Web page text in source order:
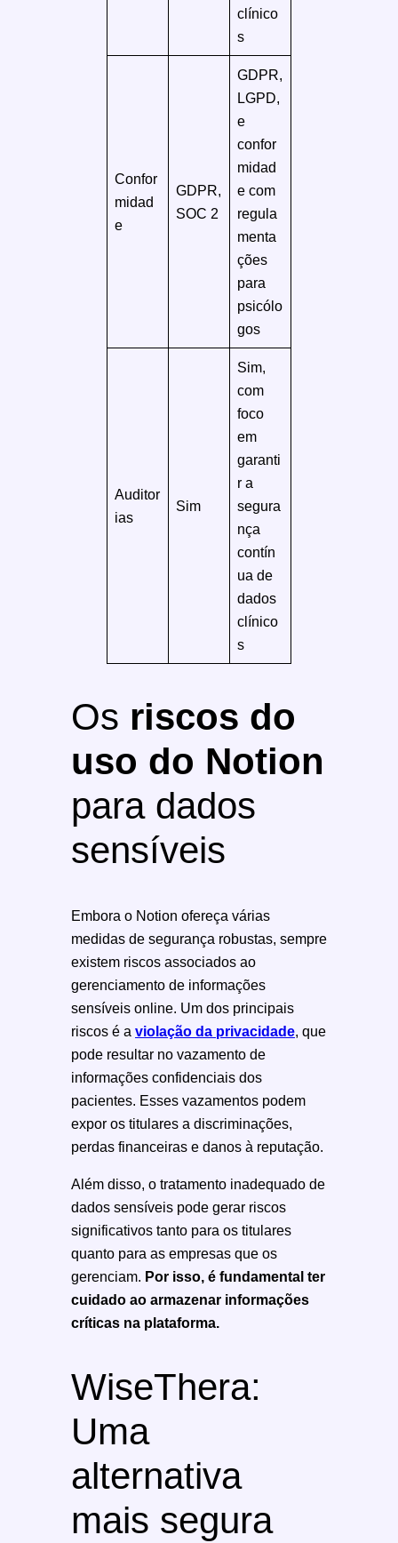
clínico
s
Confor
midad
e
GDPR,
SOC 2
GDPR,
LGPD,
e
confor
midad
e com
regula
menta
ções
para
psicólo
gos
Auditor
ias
Sim
Sim,
com
foco
em
garanti
r a
segura
nça
contín
ua de
dados
clínico
s
Os riscos do
uso do Notion
para dados
sensíveis
Embora o Notion ofereça várias
medidas de segurança robustas, sempre
existem riscos associados ao
gerenciamento de informações
sensíveis online. Um dos principais
riscos é a violação da privacidade, que
pode resultar no vazamento de
informações confidenciais dos
pacientes. Esses vazamentos podem
expor os titulares a discriminações,
perdas financeiras e danos à reputação.
Além disso, o tratamento inadequado de
dados sensíveis pode gerar riscos
significativos tanto para os titulares
quanto para as empresas que os
gerenciam. Por isso, é fundamental ter
cuidado ao armazenar informações
críticas na plataforma.
WiseThera:
Uma
alternativa
mais segura